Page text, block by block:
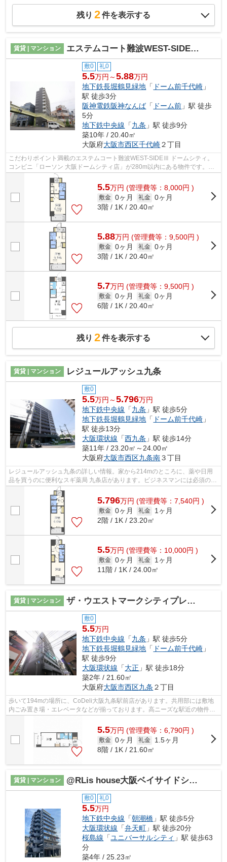
残り 2件を表示する
賃貸 | マンション エステムコート難波WEST-SIDEⅢ ドームシティ
敷0 礼0
5.5万円～5.88万円
地下鉄長堀鶴見緑地 「 ドーム前千代崎 」
駅 徒歩3分
阪神電鉄阪神なんば「 ドーム前 」駅 徒歩
5分
地下鉄中央線 「九条 」駅 徒歩9分
築10年 / 20.40㎡
大阪府大阪市西区千代崎２丁目
こだわりポイント満載のエステムコート難波WEST-SIDEⅢ ドームシティ。
コンビニ「ローソン 大阪ドームシティ店」が280m以内にある物件です。共
用部にはエレベータ・敷地内ごみ置き場な...
5.5万円 (管理費等：8,000円 )
敷金 0ヶ月 礼金 0ヶ月
3階 / 1K / 20.40㎡
5.88万円 (管理費等：9,500円 )
敷金 0ヶ月 礼金 0ヶ月
3階 / 1K / 20.40㎡
5.7万円 (管理費等：9,500円 )
敷金 0ヶ月 礼金 0ヶ月
6階 / 1K / 20.40㎡
残り 2件を表示する
賃貸 | マンション レジュールアッシュ九条
敷0
5.5万円～5.796万円
地下鉄中央線 「九条 」駅 徒歩5分
地下鉄長堀鶴見緑地 「 ドーム前千代崎 」
駅 徒歩13分
大阪環状線 「西九条 」駅 徒歩14分
築11年 / 23.20㎡～24.00㎡
大阪府大阪市西区九条南３丁目
レジュールアッシュ九条の詳しい情報。家から214mのところに、薬や日用
品を買うのに便利なスギ薬局 九条店があります。ビジネスマンには必須の、
インターネット有り物件です。駅まで5...
5.796万円 (管理費等：7,540円 )
敷金 0ヶ月 礼金
1ヶ月
2階 / 1K / 23.20㎡
5.5万円 (管理費等：10,000円 )
敷金 0ヶ月 礼金
1ヶ月
11階 / 1K / 24.00㎡
賃貸 | マンション ザ・ウエストマークシティプレミアム
敷0
5.5万円
地下鉄中央線 「九条 」駅 徒歩5分
地下鉄長堀鶴見緑地 「 ドーム前千代崎 」
駅 徒歩9分
大阪環状線 「大正 」駅 徒歩18分
築2年 / 21.60㎡
大阪府大阪市西区九条 ２丁目
歩いて194mの場所に、CoDeli大阪九条駅前店があります。共用部には敷地
内ごみ置き場・エレベータなどが揃っております。高ニーズな駅近の物件
で、徒歩5分で駅に行くことができます。2...
5.5万円 (管理費等：6,790円 )
敷金 0ヶ月 礼金
1.5ヶ月
8階 / 1K / 21.60㎡
賃貸 | マンション @RLis house大阪ベイサイドシティ
敷0 礼0
5.5万円
地下鉄中央線 「朝潮橋 」駅 徒歩5分
大阪環状線 「弁天町 」駅 徒歩20分
桜島線 「ユニバーサルシティ 」駅 徒歩63
分
築4年 / 25.23㎡